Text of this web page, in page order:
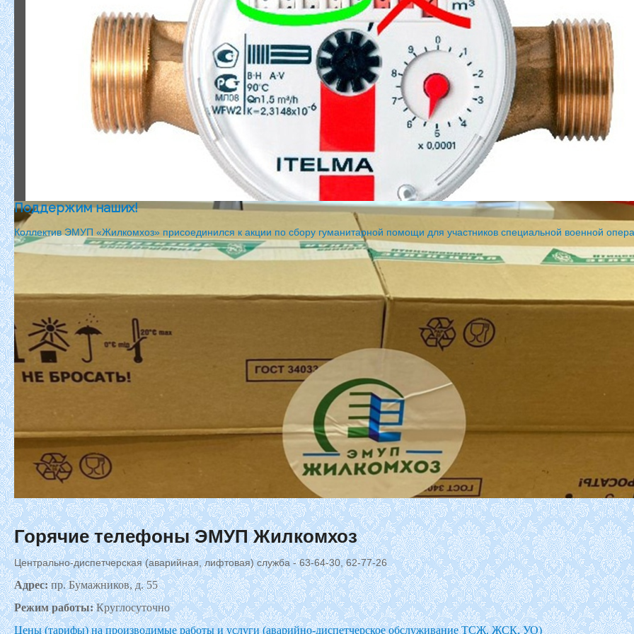
Поддержим наших!
Коллектив ЭМУП «Жилкомхоз» присоединился к акции по сбору гуманитарной помощи для участников специальной военной
Горячие телефоны ЭМУП Жилкомхоз
Центрально-диспетчерская (аварийная, лифтовая) служба - 63-64-30, 62-77-26
Адрес:пр. Бумажников, д. 55
Режим работы:Круглосуточно
Цены (тарифы) на производимые работы и услуги (аварийно-диспетчерское обслуживание ТСЖ, ЖСК, УО)